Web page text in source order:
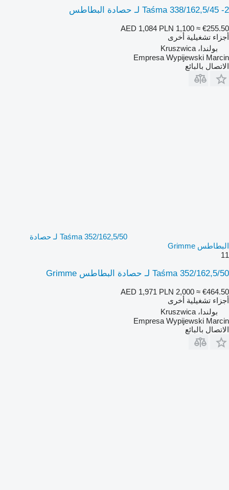
Taśma 338/162,5/45 -2 لـ حصادة البطاطس
AED 1,084 PLN 1,100 ≈ €255.50
أجزاء تشغيلية أخرى
بولندا، Kruszwica
Empresa Wypijewski Marcin
الاتصال بالبائع
Taśma 352/162,5/50 لـ حصادة
البطاطس Grimme
11
Taśma 352/162,5/50 لـ حصادة البطاطس Grimme
AED 1,971 PLN 2,000 ≈ €464.50
أجزاء تشغيلية أخرى
بولندا، Kruszwica
Empresa Wypijewski Marcin
الاتصال بالبائع